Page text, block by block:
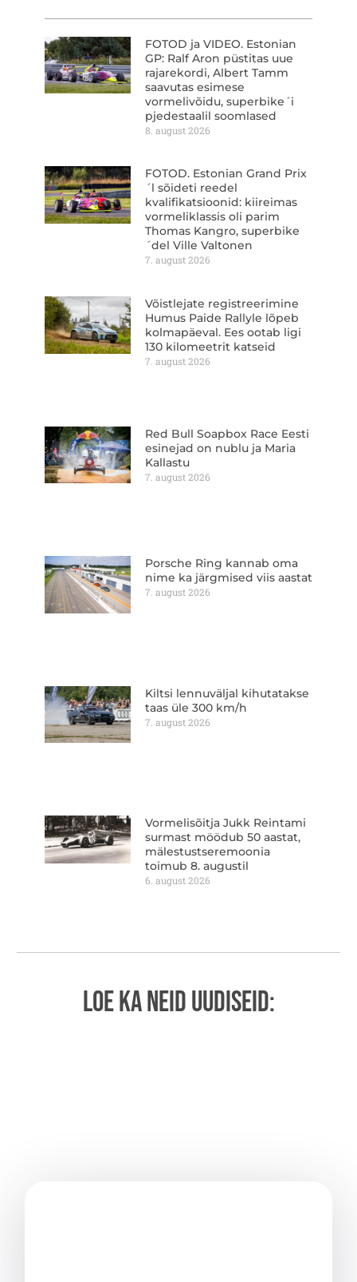
FOTOD ja VIDEO. Estonian
GP: Ralf Aron püstitas uue
rajarekordi, Albert Tamm
saavutas esimese
vormelivõidu, superbike´i
pjedestaalil soomlased
8. august 2026
FOTOD. Estonian Grand Prix
´l sõideti reedel
kvalifikatsioonid: kiireimas
vormeliklassis oli parim
Thomas Kangro, superbike
´del Ville Valtonen
7. august 2026
Võistlejate registreerimine
Humus Paide Rallyle lõpeb
kolmapäeval. Ees ootab ligi
130 kilomeetrit katseid
7. august 2026
Red Bull Soapbox Race Eesti
esinejad on nublu ja Maria
Kallastu
7. august 2026
Porsche Ring kannab oma
nime ka järgmised viis aastat
7. august 2026
Kiltsi lennuväljal kihutatakse
taas üle 300 km/h
7. august 2026
Vormelisõitja Jukk Reintami
surmast möödub 50 aastat,
mälestustseremoonia
toimub 8. augustil
6. august 2026
LOE KA NEID UUDISEID: